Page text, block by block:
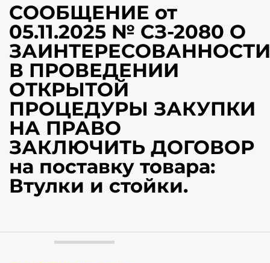
СООБЩЕНИЕ от
05.11.2025 № СЗ-2080 О
ЗАИНТЕРЕСОВАННОСТИ
В ПРОВЕДЕНИИ
ОТКРЫТОЙ
ПРОЦЕДУРЫ ЗАКУПКИ
НА ПРАВО
ЗАКЛЮЧИТЬ ДОГОВОР
на поставку товара:
Втулки и стойки.